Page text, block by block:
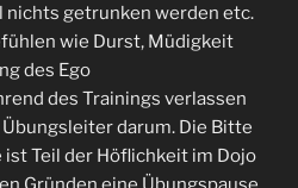
nichts getrunken werden etc.
wie Durst, Müdigkeit
des Ego
des Trainings verlassen
darum. Die Bitte
Teil der Höflichkeit im Dojo